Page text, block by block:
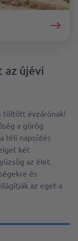
az újévi
töltött évzárónak!
a görög
téli napsütés
két
az élet.
és
az eget a